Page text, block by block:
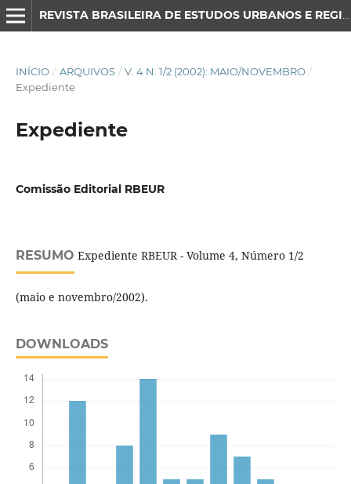
INÍCIO / ARQUIVOS / V. 4 N. 1/2 (2002): MAIO/NOVEMBRO /
Expediente
Expediente
Comissão Editorial RBEUR
RESUMO Expediente RBEUR - Volume 4, Número 1/2
(maio e novembro/2002).
DOWNLOADS